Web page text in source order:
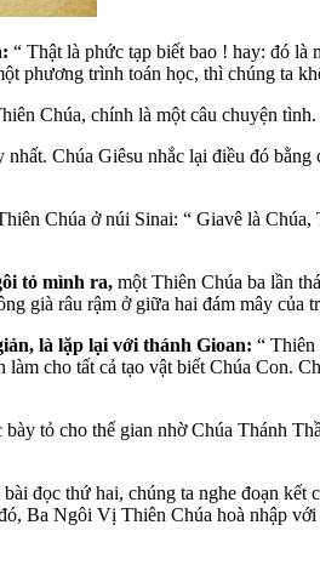
“ Thật là phức tạp biết bao ! hay: đó là
phương trình toán học, thì chúng ta
Chúa, chính là một câu chuyện tình.
nhất. Chúa Giêsu nhắc lại điều đó
Chúa ở núi Sinai: “ Giavê là
tỏ mình ra, một Thiên Chúa ba lần
già râu rậm ở giữa hai đám mây của
là lặp lại với thánh Gioan: “ Thiên
cho tất cả tạo vật biết Chúa Con.
bày tỏ cho thế gian nhờ Chúa Thánh
bài đọc thứ hai, chúng ta nghe đoạn
Ba Ngôi Vị Thiên Chúa hoà nhập